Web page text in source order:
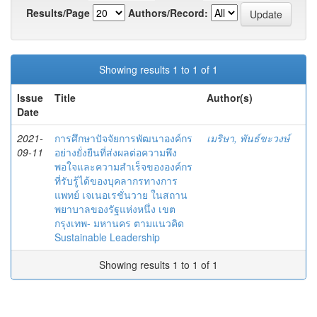
Results/Page
Authors/Record:
Showing results 1 to 1 of 1
Issue
Date
Title Author(s)
2021-
09-11
การศึกษาปัจจัยการพัฒนาองค์กร
อย่างยั่งยืนที่ส่งผลต่อความพึง
พอใจและความสำเร็จขององค์กร
ที่รับรู้ได้ของบุคลากรทางการ
แพทย์ เจเนอเรชั่นวาย ในสถาน
พยาบาลของรัฐแห่งหนึ่ง เขต
กรุงเทพ- มหานคร ตามแนวคิด
Sustainable Leadership
เมริษา, พันธ์ขะวงษ์
Showing results 1 to 1 of 1